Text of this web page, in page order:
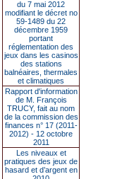
du 7 mai 2012
modifiant le décret no
59-1489 du 22
décembre 1959
portant
réglementation des
jeux dans les casinos
des stations
balnéaires, thermales
et climatiques
Rapport d'information
de M. François
TRUCY, fait au nom
de la commission des
finances n° 17 (2011-
2012) - 12 octobre
2011
Les niveaux et
pratiques des jeux de
hasard et d’argent en